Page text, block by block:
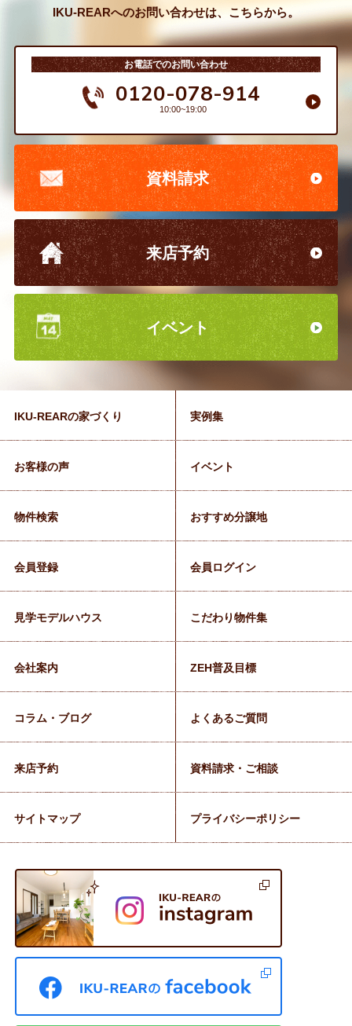
IKU-REARへのお問い合わせは、こちらから。
お電話でのお問い合わせ
0120-078-914
10:00~19:00
資料請求
来店予約
イベント
IKU-REARの家づくり 実例集
お客様の声 イベント
物件検索 おすすめ分譲地
会員登録 会員ログイン
見学モデルハウス こだわり物件集
会社案内 ZEH普及目標
コラム・ブログ よくあるご質問
来店予約 資料請求・ご相談
サイトマップ プライバシーポリシー